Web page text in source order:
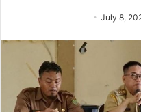
July 8,